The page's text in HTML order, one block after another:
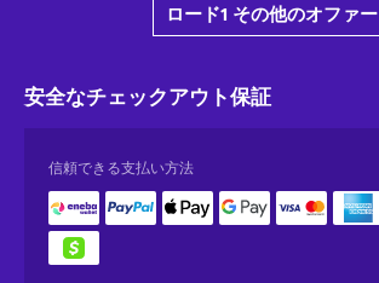
ロード1 その他のオファー
安全なチェックアウト保証
信頼できる支払い方法